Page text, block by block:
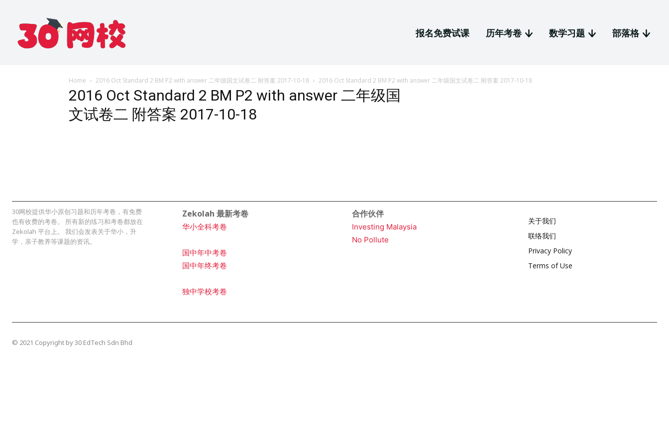
报名免费试课 历年考卷 数学习题 部落格
Home 2016 Oct Standard 2 BM P2 with answer 二年级国文试卷二 附答案 2017-10-18 2016 Oct Standard 2 BM P2 with answer 二年级国文试卷二 附答案 2017-10-18
2016 Oct Standard 2 BM P2 with answer 二年级国
文试卷二 附答案 2017-10-18
30网校提供华小原创习题和历年考卷，有免费
也有收费的考卷。 所有新的练习和考卷都放在
Zekolah 平台上。 我们会发表关于华小，升
学，亲子教养等课题的资讯。
Zekolah 最新考卷
华小全科考卷
国中年中考卷
国中年终考卷
独中学校考卷
合作伙伴
Investing Malaysia
No Pollute
关于我们
联络我们
Privacy Policy
Terms of Use
© 2021 Copyright by 30 EdTech Sdn Bhd